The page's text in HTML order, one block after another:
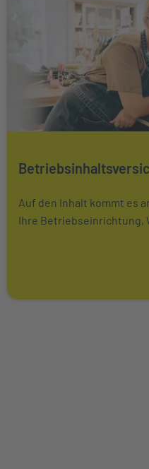
Auf den Inhalt kommt es
Ihre Betriebseinrichtung,